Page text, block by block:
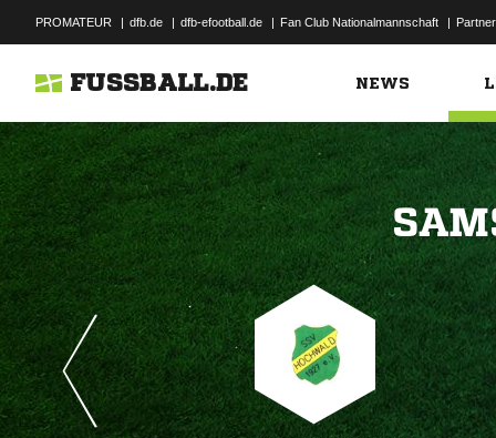
PROMATEUR | dfb.de | dfb-efootball.de | Fan Club Nationalmannschaft | Partner
FUSSBALL.DE NEWS